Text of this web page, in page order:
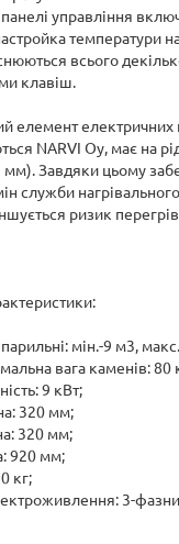
управління
температури
всього
клавіш.
елемент
NARVI Oy, має на
мм). Завдяки цьому
служби
ризик
мін.-9 м3,
вага каменів: 80
9 кВт;
320 мм;
320 мм;
920 мм;
кг;
3-